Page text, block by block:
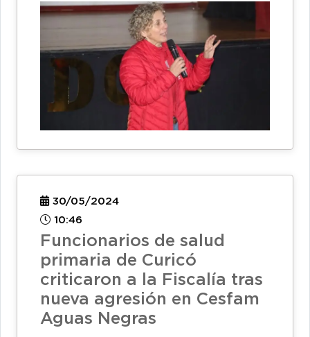
30/05/2024
10:46
Funcionarios de salud
primaria de Curicó
criticaron a la Fiscalía tras
nueva agresión en Cesfam
Aguas Negras